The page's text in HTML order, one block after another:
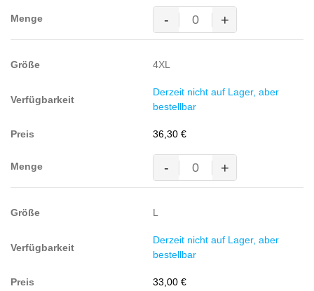
Kapuzen-
Sweatshirt
60%
grau-
Menge
- +
4XL
Derzeit nicht auf Lager, aber
bestellbar
36,30 €
Kapuzen-
Sweatshirt
60%
grau-
- +
L
Derzeit nicht auf Lager, aber
bestellbar
33,00 €